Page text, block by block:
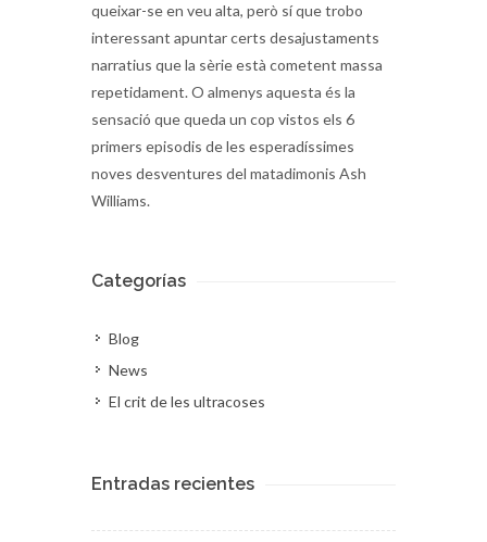
queixar-se en veu alta, però sí que trobo
interessant apuntar certs desajustaments
narratius que la sèrie està cometent massa
repetidament. O almenys aquesta és la
sensació que queda un cop vistos els 6
primers episodis de les esperadíssimes
noves desventures del matadimonis Ash
Williams.
Categorías
Blog
News
El crit de les ultracoses
Entradas recientes